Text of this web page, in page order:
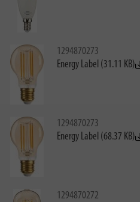
1294870273
Energy Label (31.11 KB)
1294870273
Energy Label (68.37 KB)
1294870272